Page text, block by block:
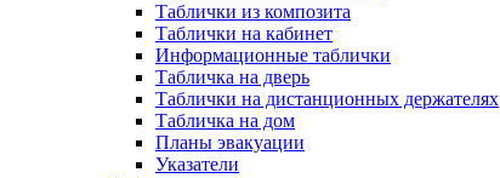
Таблички из композита
Таблички на кабинет
Информационные таблички
Табличка на дверь
Таблички на дистанционных держателях
Табличка на дом
Планы эвакуации
Указатели